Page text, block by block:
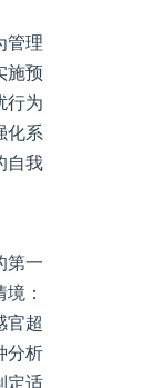
管理
施预
行为
化系
自我
第一
：
官超
分析